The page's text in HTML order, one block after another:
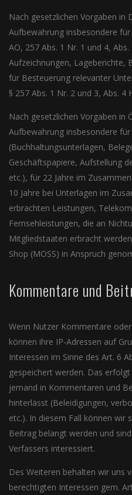
Nach gesetzlichen Vorgaben in
Aufbewahrung insbesondere für
AO, 257 Abs. 1 Nr. 1 und 4,
Aufzeichnungen, Lageberichte,
für Besteuerung relevanter
§ 257 Abs. 1 Nr. 2 und 3, Abs. 4
Nach gesetzlichen Vorgaben in
Aufbewahrung insbesondere
(Buchhaltungsunterlagen,
Geschäftspapiere, Aufstellung
etc.), für 22 Jahre im
10 Jahre bei Unterlagen im
erbrachten Leistungen,
Fernsehleistungen, die an
Mitgliedstaaten erbracht
Shop (MOSS) in Anspruch
Kommentare und
Wenn Nutzer Kommentare
können ihre IP-Adressen auf
Interessen im Sinne des Art. 6
gespeichert werden. Das
jemand in Kommentaren und
hinterlässt (Beleidigungen,
etc.). In diesem Fall können
Beitrag belangt werden und
Verfassers interessiert.
Des Weiteren behalten wir uns
berechtigten Interessen gem.